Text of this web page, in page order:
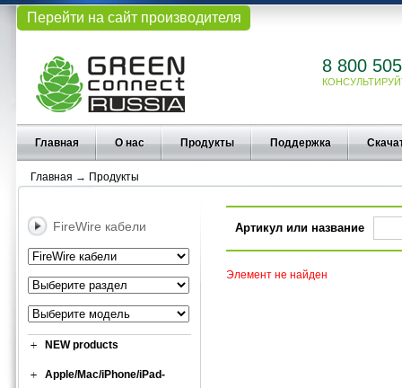
Перейти на сайт производителя
8 800
Главная О нас Продукты Поддержка
Главная → Продукты
FireWire кабели
NEW products
Apple/Mac/iPhone/iPad-
Артикул или название
Элемент не найден